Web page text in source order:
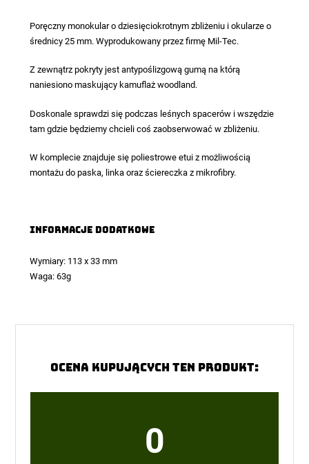
Poręczny monokular o dziesięciokrotnym zbliżeniu i okularze o
średnicy 25 mm. Wyprodukowany przez firmę Mil-Tec.
Z zewnątrz pokryty jest antypoślizgową gumą na którą
naniesiono maskujący kamuflaż woodland.
Doskonale sprawdzi się podczas leśnych spacerów i wszędzie
tam gdzie będziemy chcieli coś zaobserwować w zbliżeniu.
W komplecie znajduje się poliestrowe etui z możliwością
montażu do paska, linka oraz ściereczka z mikrofibry.
Informacje dodatkowe
Wymiary: 113 x 33 mm
Waga: 63g
Ocena kupujących ten produkt:
0